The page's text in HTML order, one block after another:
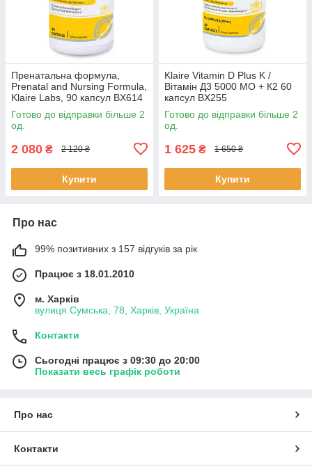
Пренатальна формула,
Prenatal and Nursing Formula,
Klaire Labs, 90 капсул BX614
Готово до відправки більше 2
од.
2 080 ₴ 2 120 ₴
Купити
Klaire Vitamin D Plus K /
Вітамін Д3 5000 МО + К2 60
капсул BX255
Готово до відправки більше 2
од.
1 625 ₴ 1 650 ₴
Купити
Про нас
99% позитивних з 157 відгуків за рік
Працює з 18.01.2010
м. Харків
вулиця Сумська, 78, Харків, Україна
Контакти
Сьогодні працює з 09:30 до 20:00
Показати весь графік роботи
Про нас
Контакти